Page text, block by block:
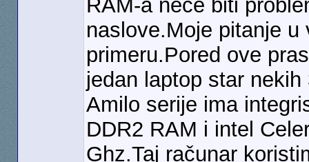
RAM-a neće biti
naslove.Moje pitanje
primeru.Pored ove
jedan laptop star
Amilo serije ima
DDR2 RAM i intel
Ghz.Taj računar